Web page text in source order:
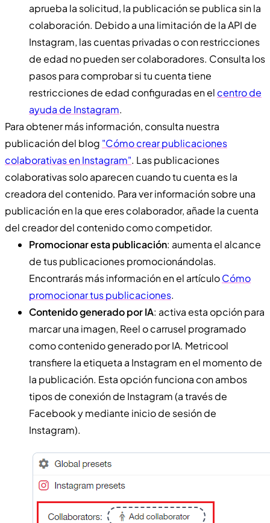
aprueba la solicitud, la publicación se publica sin la
colaboración. Debido a una limitación de la API de
Instagram, las cuentas privadas o con restricciones
de edad no pueden ser colaboradores. Consulta los
pasos para comprobar si tu cuenta tiene
restricciones de edad configuradas en el centro de
ayuda de Instagram.
Para obtener más información, consulta nuestra
publicación del blog "Cómo crear publicaciones
colaborativas en Instagram". Las publicaciones
colaborativas solo aparecen cuando tu cuenta es la
creadora del contenido. Para ver información sobre una
publicación en la que eres colaborador, añade la cuenta
del creador del contenido como competidor.
Promocionar esta publicación: aumenta el alcance
de tus publicaciones promocionándolas.
Encontrarás más información en el artículoCómo
promocionar tus publicaciones.
Contenido generado por IA: activa esta opción para
marcar una imagen, Reel o carrusel programado
como contenido generado por IA. Metricool
transfiere la etiqueta a Instagram en el momento de
la publicación. Esta opción funciona con ambos
tipos de conexión de Instagram (a través de
Facebook y mediante inicio de sesión de
Instagram).